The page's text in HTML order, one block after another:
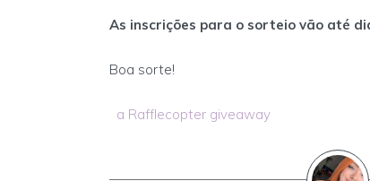
As inscrições para o sorteio vão até
Boa sorte!
a Rafflecopter giveaway